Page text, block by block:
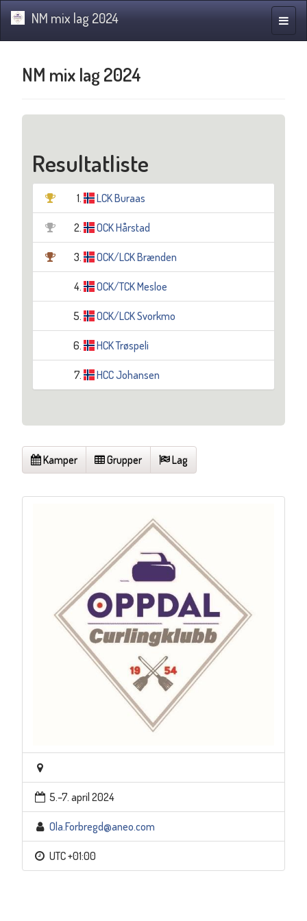
NM mix lag 2024
NM mix lag 2024
Resultatliste
1. LCK Buraas
2. OCK Hårstad
3. OCK/LCK Brænden
4. OCK/TCK Mesloe
5. OCK/LCK Svorkmo
6. HCK Trøspeli
7. HCC Johansen
Kamper Grupper Lag
5.–7. april 2024
Ola.Forbregd@aneo.com
UTC +01:00